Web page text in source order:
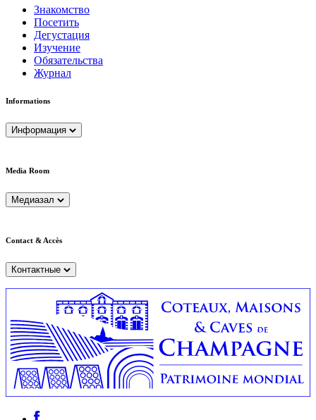
Знакомство
Посетить
Дегустация
Изучение
Обязательства
Журнал
Informations
Информация
Media Room
Медиазал
Contact & Accès
Контактные